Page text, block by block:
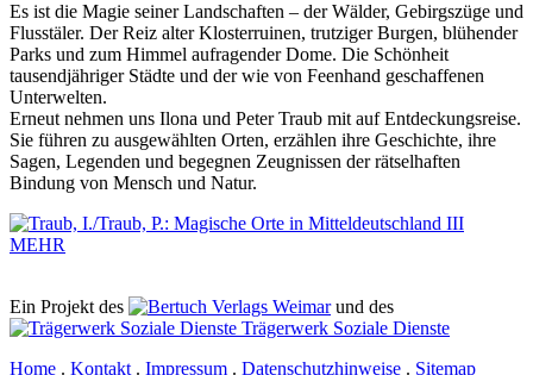
Es ist die Magie seiner Landschaften – der Wälder, Gebirgszüge und
Fluss­täler. Der Reiz alter Klosterruinen, trutziger Burgen, blühender
Parks und zum Himmel aufragender Dome. Die Schönheit
tausendjähriger Städte und der wie von Feenhand geschaffenen
Unterwelten.
Erneut nehmen uns Ilona und Peter Traub mit auf Entdeckungsreise.
Sie führen zu ausgewählten Orten, erzählen ihre Geschichte, ihre
Sagen, Legenden und begegnen Zeugnissen der rätselhaften
Bindung von Mensch und Natur.
MEHR
Ein Projekt des Verlags Weimarund des
Trägerwerk Soziale Dienste
Home . Kontakt . Impressum . Datenschutzhinweise . Sitemap